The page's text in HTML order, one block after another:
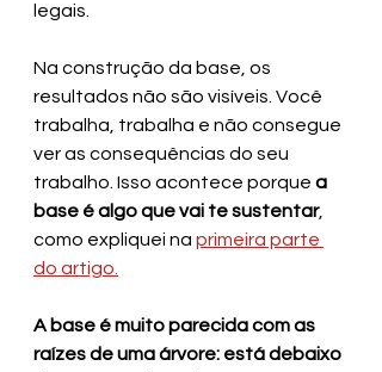
legais.
Na construção da base, os
resultados não são visíveis. Você
trabalha, trabalha e não consegue
ver as consequências do seu
trabalho. Isso acontece porque a
base é algo que vai te sustentar,
como expliquei na primeira parte
do artigo.
A base é muito parecida com as
raízes de uma árvore: está debaixo